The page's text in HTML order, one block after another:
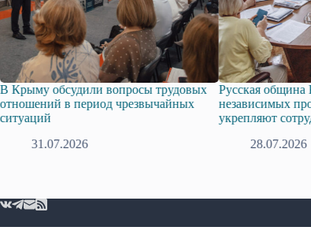
вопросы трудовых
период чрезвычайных
Русская община Крыма и
независимых профсоюзов
укрепляют сотрудничество